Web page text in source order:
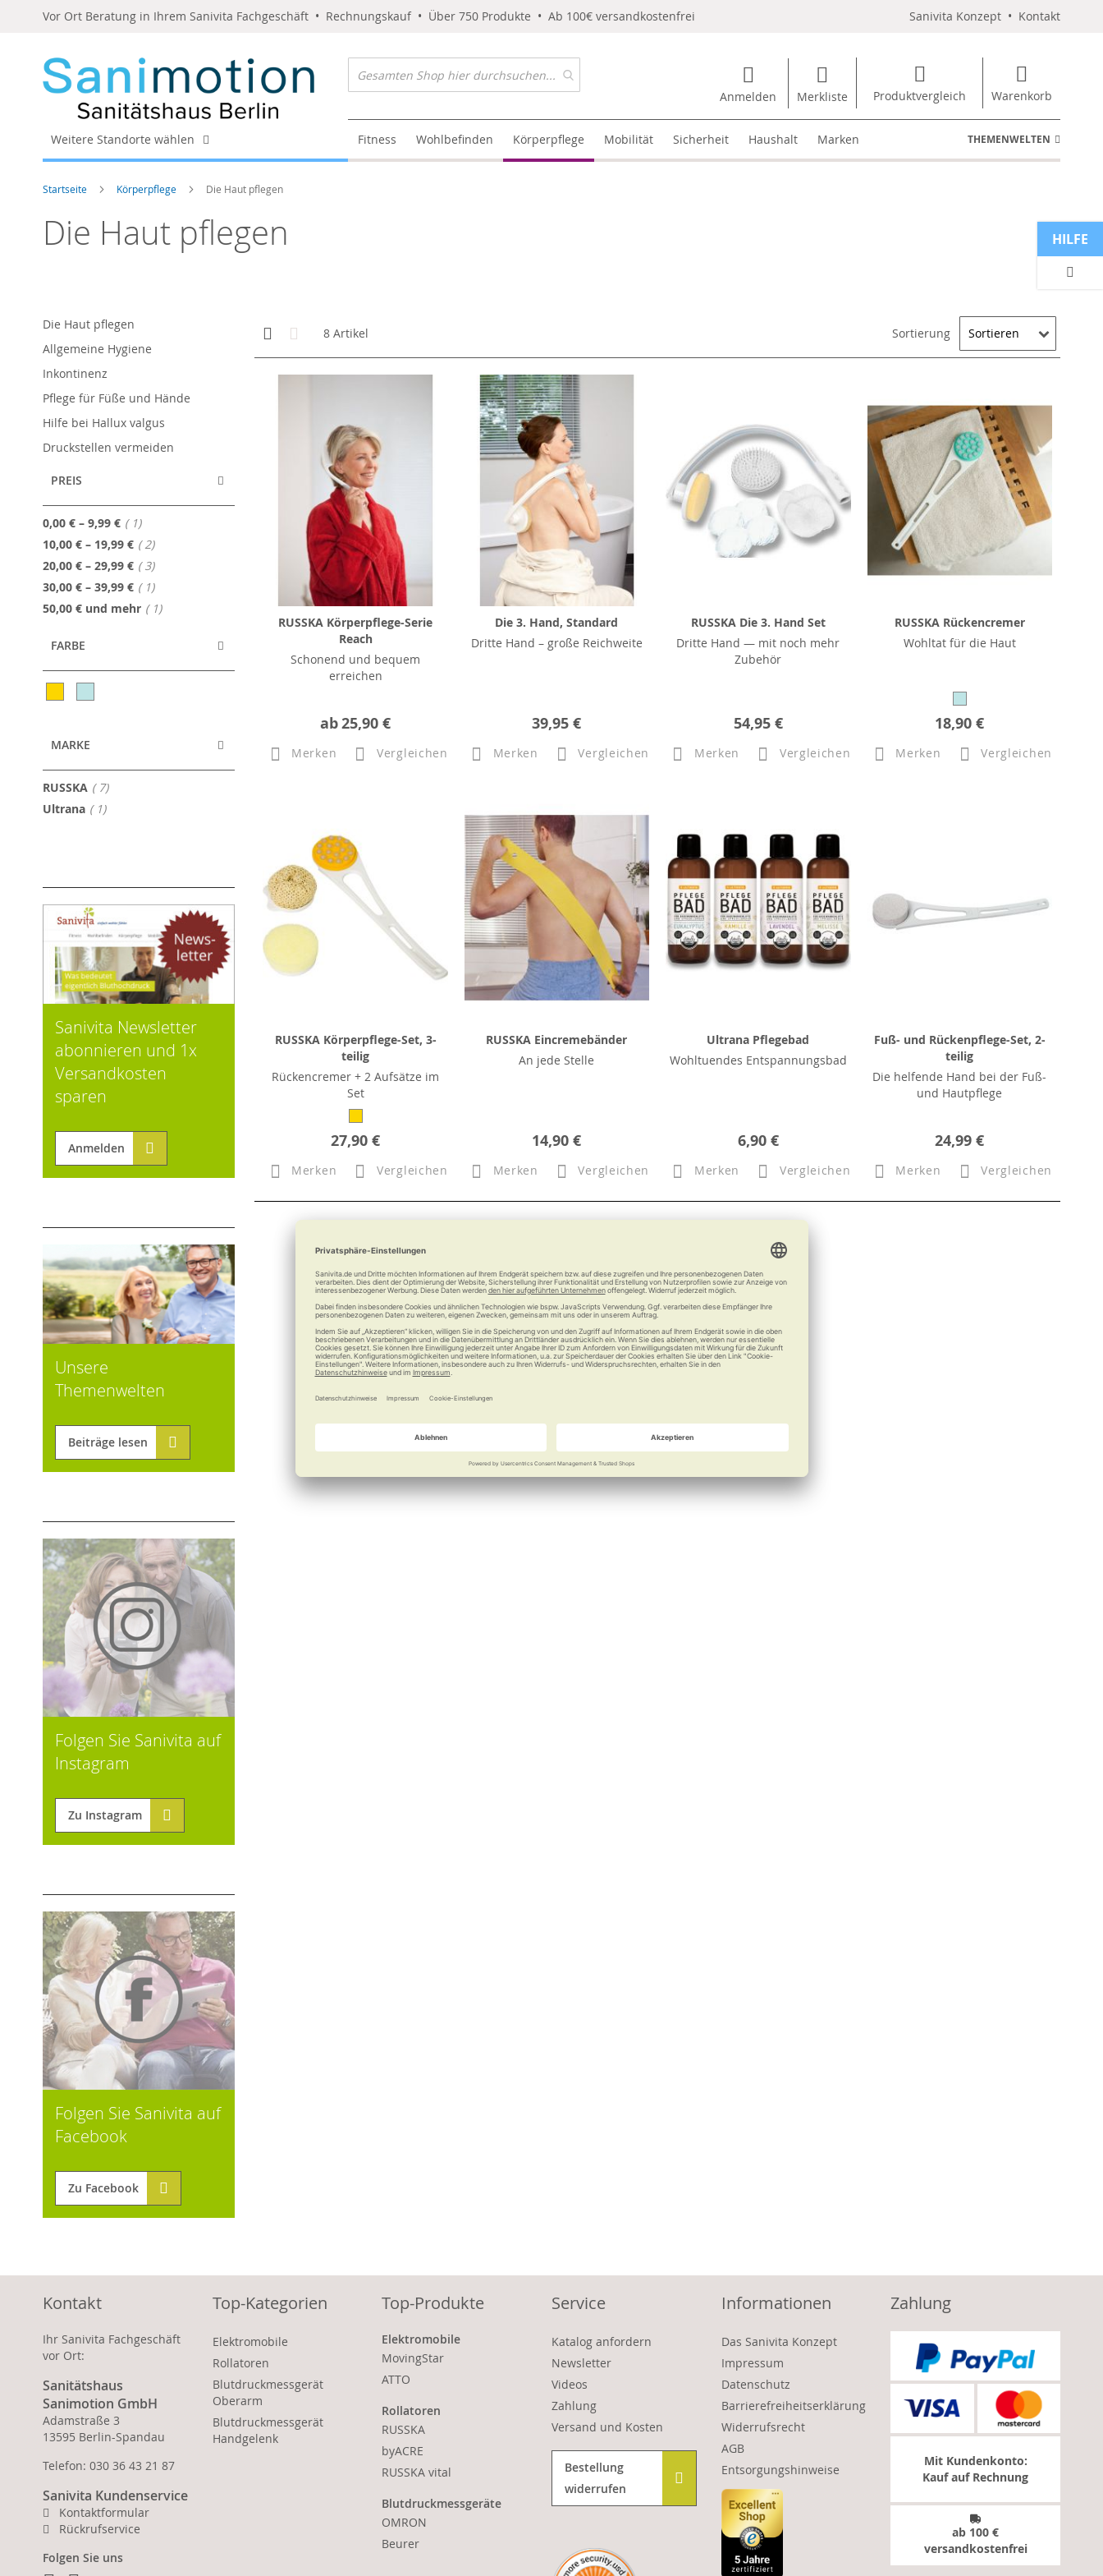
Vor Ort Beratung in Ihrem Sanivita Fachgeschäft • Rechnungskauf • Über 750 Produkte • Ab 100€ versandkostenfrei Sanivita Konzept • Kontakt
Anmelden Merkliste Produktvergleich Warenkorb
Weitere Standorte wählen Fitness Wohlbefinden Körperpflege Mobilität Sicherheit Haushalt Marken THEMENWELTEN
Startseite Körperpflege Die Haut pflegen
Die Haut pflegen
Anzeigen
als
Kachelansicht
8 Artikel Sortierung
RUSSKA Körperpflege-Serie
Reach
Schonend und bequem
erreichen
ab25,90 €
Merken Vergleichen
Die 3. Hand, Standard
Dritte Hand – große Reichweite
39,95 €
Merken Vergleichen
RUSSKA Die 3. Hand Set
Dritte Hand — mit noch mehr
Zubehör
54,95 €
Merken Vergleichen
RUSSKA Rückencremer
Wohltat für die Haut
18,90 €
Merken Vergleichen
RUSSKA Körperpflege-Set, 3-
teilig
Rückencremer + 2 Aufsätze im
Set
27,90 €
Merken Vergleichen
RUSSKA Eincremebänder
An jede Stelle
14,90 €
Merken Vergleichen
Ultrana Pflegebad
Wohltuendes Entspannungsbad
6,90 €
Merken Vergleichen
Fuß- und Rückenpflege-Set, 2-
teilig
Die helfende Hand bei der Fuß-
und Hautpflege
24,99 €
Merken Vergleichen
Die Haut pflegen
Allgemeine Hygiene
Inkontinenz
Pflege für Füße und Hände
Hilfe bei Hallux valgus
Druckstellen vermeiden
PREIS
0,00 € – 9,99 € 1Artikel
10,00 € – 19,99 € 2Artikel
20,00 € – 29,99 € 3Artikel
30,00 € – 39,99 € 1Artikel
50,00 € und mehr 1Artikel
FARBE
MARKE
RUSSKA 7Artikel
Ultrana 1Artikel
Sanivita Newsletter
abonnieren und 1x
Versandkosten
sparen
Anmelden
Unsere
Themenwelten
Beiträge lesen
Folgen Sie Sanivita auf
Instagram
Zu Instagram
Folgen Sie Sanivita auf
Facebook
Zu Facebook
HILFE
Kontakt
Ihr Sanivita Fachgeschäft
vor Ort:
Sanitätshaus
Sanimotion GmbH
Adamstraße 3
13595 Berlin-Spandau
Telefon: 030 36 43 21 87
Sanivita Kundenservice
Kontaktformular
Rückrufservice
Folgen Sie uns
Top-Kategorien
Elektromobile
Rollatoren
Blutdruckmessgerät
Oberarm
Blutdruckmessgerät
Handgelenk
Top-Produkte
Elektromobile
MovingStar
ATTO
Rollatoren
RUSSKA
byACRE
RUSSKA vital
Blutdruckmessgeräte
OMRON
Beurer
Service
Katalog anfordern
Newsletter
Videos
Zahlung
Versand und Kosten
Bestellung
widerrufen
Informationen
Das Sanivita Konzept
Impressum
Datenschutz
Barrierefreiheitserklärung
Widerrufsrecht
AGB
Entsorgungshinweise
Zahlung
Mit Kundenkonto:
Kauf auf Rechnung
ab 100 €
versandkostenfrei